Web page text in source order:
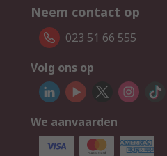
Neem contact op
023 51 66 555
Volg ons op
We aanvaarden